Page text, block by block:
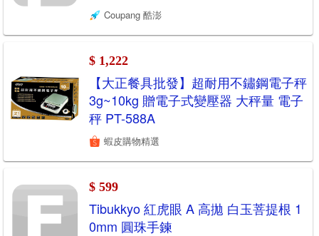
Coupang 酷澎
$ 1,222
【大正餐具批發】超耐用不鏽鋼電子秤
3g~10kg 贈電子式變壓器 大秤量 電子
秤 PT-588A
蝦皮購物精選
$ 599
Tibukkyo 紅虎眼 A 高拋 白玉菩提根 1
0mm 圓珠手鍊